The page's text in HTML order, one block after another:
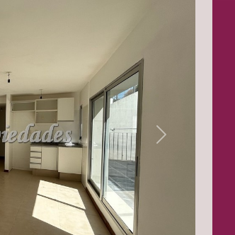
Next